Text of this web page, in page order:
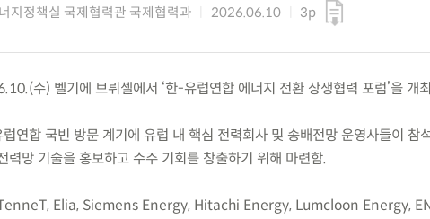
지정책실 국제협력관 국제협력과 2026.06.10 3p
수) 벨기에 브뤼셀에서 ‘한-유럽연합 에너지 전환 상생협력 포럼’을 개
연합 국빈 방문 계기에 유럽 내 핵심 전력회사 및 송배전망 운영사들이 참
력망 기술을 홍보하고 수주 기회를 창출하기 위해 마련함.
TenneT, Elia, Siemens Energy, Hitachi Energy, Lumcloon Energy,